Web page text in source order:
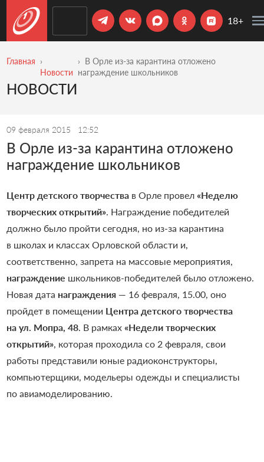
18+
Главная
Новости
В Орле из-за карантина отложено
награждение школьников
НОВОСТИ
09 февраля 2015 12:52
В Орле из-за карантина отложено
награждение школьников
Центр детского творчествав Орле провел«Неделю
творческих открытий». Награждение победителей
должно было пройти сегодня, но из-за карантина
в школах и классах Орловской области и,
соответственно, запрета на массовые мероприятия,
награждение школьников-победителей было отложено.
Новая дата награждения— 16 февраля, 15.00, оно
пройдет в помещении Центра детского творчества
на ул. Мопра, 48. В рамках«Недели творческих
открытий», которая проходила со 2 февраля, свои
работы представили юные радиоконструкторы,
компьютерщики, модельеры одежды и специалисты
по авиамоделированию.